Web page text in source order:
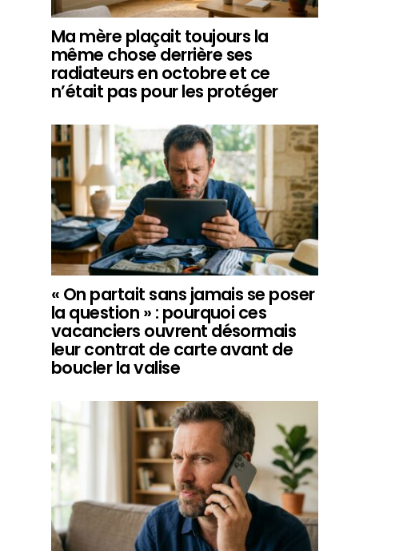
Ma mère plaçait toujours la
même chose derrière ses
radiateurs en octobre et ce
n’était pas pour les protéger
« On partait sans jamais se poser
la question » : pourquoi ces
vacanciers ouvrent désormais
leur contrat de carte avant de
boucler la valise